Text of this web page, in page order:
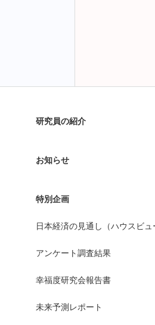
研究員の紹介
お知らせ
特別企画
日本経済の見通し（ハウスビュ
アンケート調査結果
幸福度研究会報告書
未来予測レポート